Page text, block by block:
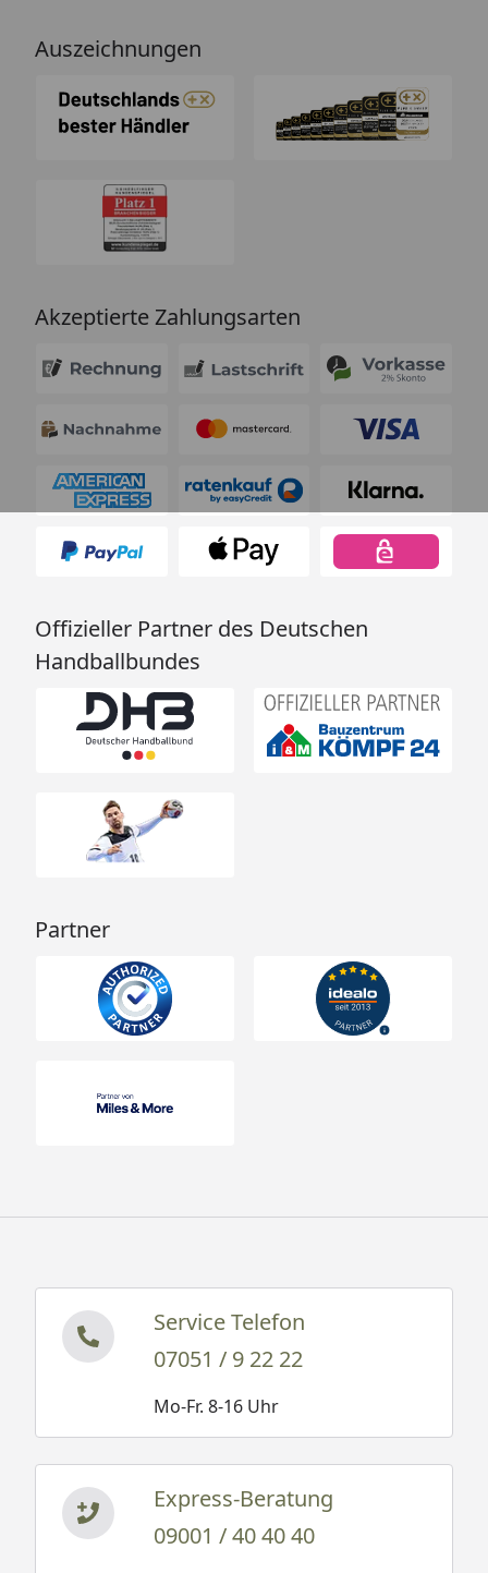
Auszeichnungen
Akzeptierte Zahlungsarten
Offizieller Partner des Deutschen
Handballbundes
Partner
Service Telefon
07051 / 9 22 22
Mo-Fr. 8-16 Uhr
Express-Beratung
09001 / 40 40 40